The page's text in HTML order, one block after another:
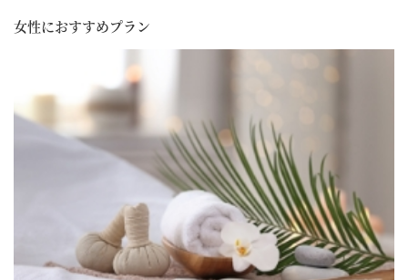
女性におすすめプラン